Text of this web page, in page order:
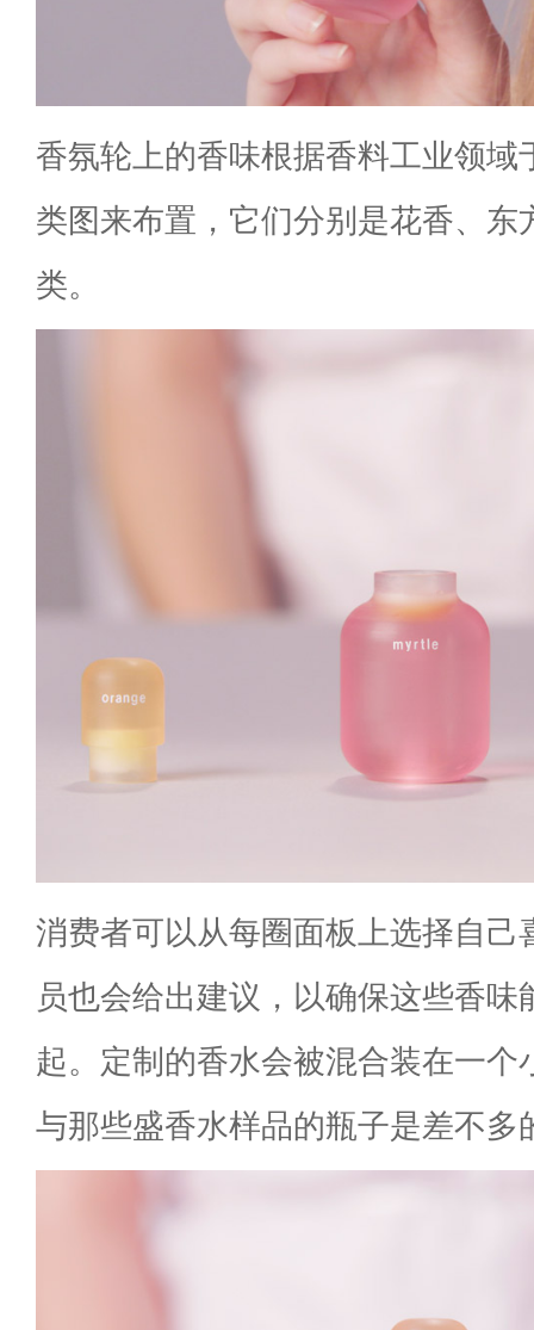
香氛轮上的香味根据香料工业领域
类图来布置，它们分别是花香、东
类。
消费者可以从每圈面板上选择自己
员也会给出建议，以确保这些香
起。定制的香水会被混合装在一个
与那些盛香水样品的瓶子是差不多